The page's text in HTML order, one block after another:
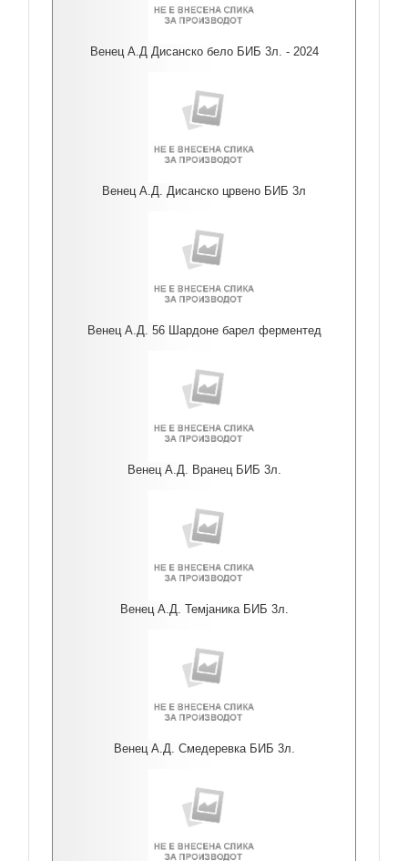
Венец А.Д Дисанско бело БИБ 3л. - 2024
Венец А.Д. Дисанско црвено БИБ 3л
Венец А.Д. 56 Шардоне барел ферментед
Венец А.Д. Вранец БИБ 3л.
Венец А.Д. Темјаника БИБ 3л.
Венец А.Д. Смедеревка БИБ 3л.